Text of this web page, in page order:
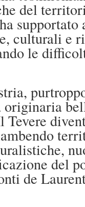
del
culturali e
le
del
de